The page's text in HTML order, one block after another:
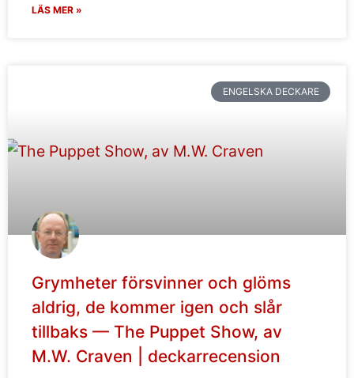
LÄS MER »
ENGELSKA DECKARE
Grymheter försvinner och glöms
aldrig, de kommer igen och slår
tillbaks — The Puppet Show, av
M.W. Craven | deckarrecension